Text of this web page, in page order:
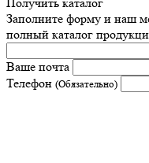
Заполните форму и наш
полный каталог
Ваше почта
Телефон (Обязательно)